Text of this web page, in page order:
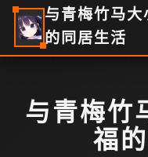
与青梅竹马
的同居生活
与青梅竹
福